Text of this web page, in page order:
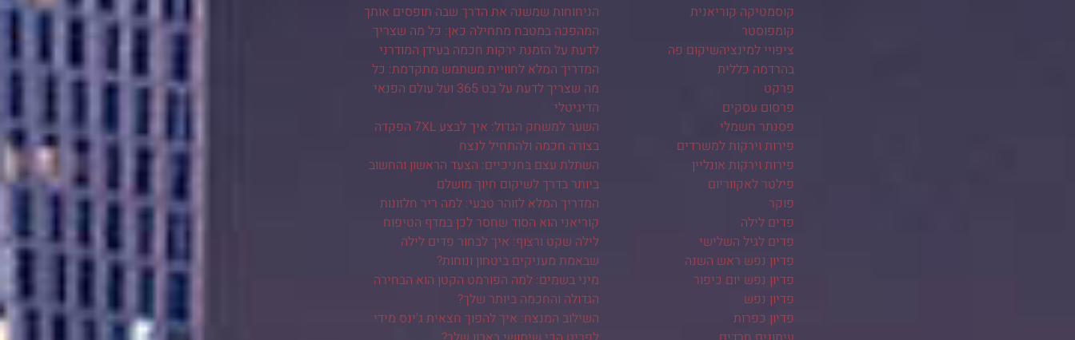
קוסמטיקה קוריאנית
קומפוסטר
ציפויי למינציהשיקום פה
בהרדמה כללית
פרקט
פרסום עסקים
פסנתר חשמלי
פירות וירקות למשרדים
פירות וירקות אונליין
פילטר לאקווריום
פוקר
פדים לילה
פדים לגיל השלישי
פדיון נפש ראש השנה
פדיון נפש יום כיפור
פדיון נפש
פדיון כפרות
הניחוחות שמשנה את הדרך שבה תופסים אותך
המהפכה במטבח מתחילה כאן: כל מה שצריך
לדעת על הזמנת ירקות חכמה בעידן המודרני
המדריך המלא לחוויית משתמש מתקדמת: כל
מה שצריך לדעת על בט 365 ועל עולם הפנאי
הדיגיטלי
השער למשחק הגדול: איך לבצע 7XL הפקדה
בצורה חכמה ולהתחיל לנצח
השתלת עצם בחניכיים: הצעד הראשון והחשוב
ביותר בדרך לשיקום חיוך מושלם
המדריך המלא לזוהר טבעי: למה ריר חלזונות
קוריאני הוא הסוד שחסר לכן במדף הטיפוח
לילה שקט ורצוף: איך לבחור פדים לילה
שבאמת מעניקים ביטחון ונוחות?
מיני בשמים: למה הפורמט הקטן הוא הבחירה
הגדולה והחכמה ביותר שלך?
השילוב המנצח: איך להפוך חצאית ג'ינס מידי